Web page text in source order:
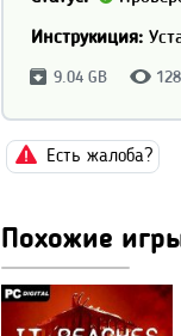
Инструкиция:
9.04 GB 128
Есть жалоба?
Похожие